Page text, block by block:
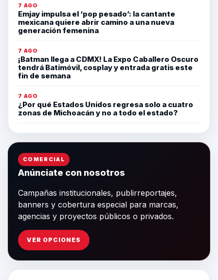
7 AGO
Emjay impulsa el ‘pop pesado’: la cantante
mexicana quiere abrir camino a una nueva
generación femenina
7 AGO
¡Batman llega a CDMX! La Expo Caballero Oscuro
tendrá Batimóvil, cosplay y entrada gratis este
fin de semana
7 AGO
¿Por qué Estados Unidos regresa solo a cuatro
zonas de Michoacán y no a todo el estado?
COMERCIAL
Anúnciate con nosotros
Campañas institucionales, publirreportajes,
banners y cobertura especial para marcas,
agencias y proyectos públicos o privados.
VER OPCIONES